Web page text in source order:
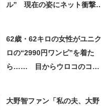
ル” 現在の姿にネット衝撃
62歳・62キロの女性がユニク
ロの“2990円ワンピ”を着た
ら…… 目からウロコのコー
大野智ファン「私の夫、大野